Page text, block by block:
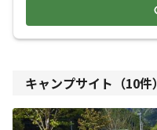
キャンプサイト（10件）